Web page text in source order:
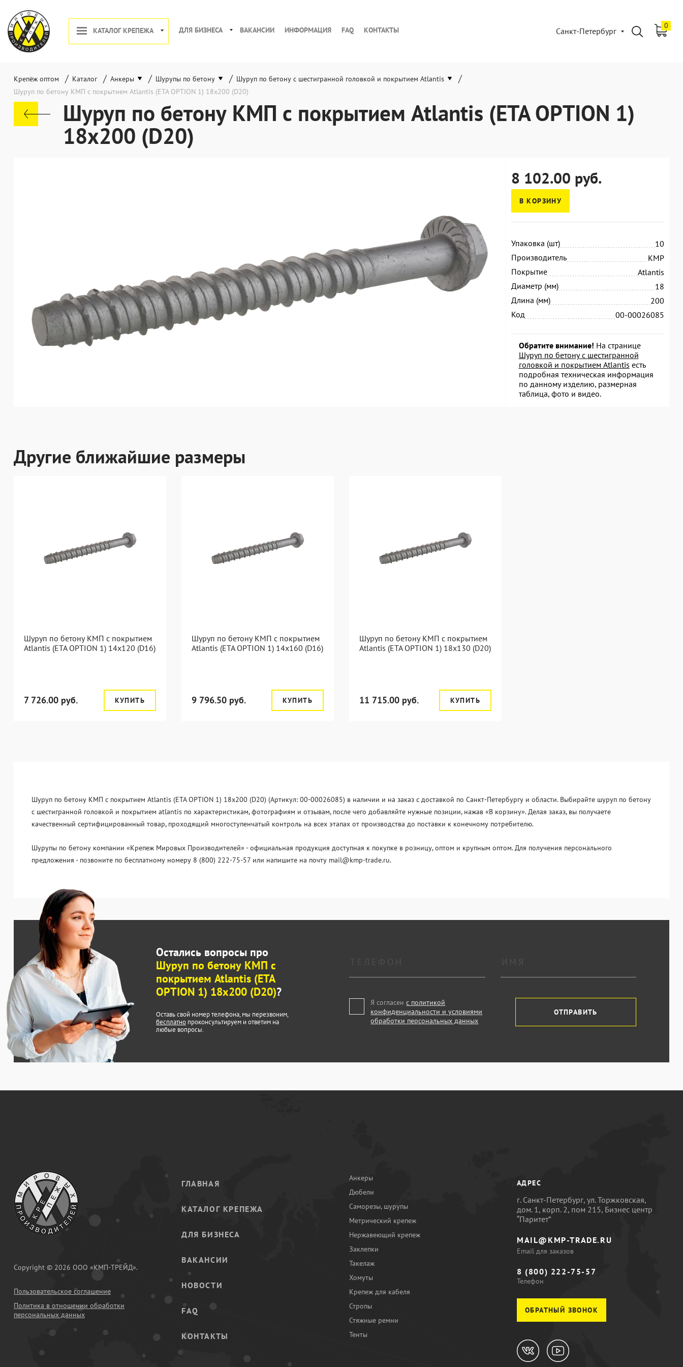
КАТАЛОГ КРЕПЕЖА ДЛЯ БИЗНЕСА ВАКАНСИИ ИНФОРМАЦИЯ FAQ КОНТАКТЫ Санкт-Петербург
0
Крепёж оптом / Каталог / Анкеры / Шурупы по бетону / Шуруп по бетону с шестигранной головкой и покрытием Atlantis /
Шуруп по бетону КМП с покрытием Atlantis (ETA OPTION 1) 18x200 (D20)
Шуруп по бетону КМП с покрытием Atlantis (ETA OPTION 1)
18x200 (D20)
8 102.00 руб.
В КОРЗИНУ
Упаковка (шт)
10
Производитель
KMP
Покрытие
Atlantis
Диаметр (мм)
18
Длина (мм)
200
Код
00-00026085
Обратите внимание! На странице
Шуруп по бетону с шестигранной
головкой и покрытием Atlantis есть
подробная техническая информация
по данному изделию, размерная
таблица, фото и видео.
Другие ближайшие размеры
Шуруп по бетону КМП с покрытием
Atlantis (ETA OPTION 1) 14x120 (D16)
7 726.00 руб. КУПИТЬ
Шуруп по бетону КМП с покрытием
Atlantis (ETA OPTION 1) 14x160 (D16)
9 796.50 руб. КУПИТЬ
Шуруп по бетону КМП с покрытием
Atlantis (ETA OPTION 1) 18x130 (D20)
11 715.00 руб. КУПИТЬ
Шуруп по бетону КМП с покрытием Atlantis (ETA OPTION 1) 18x200 (D20) (Артикул: 00-00026085) в наличии и на заказ с доставкой по Санкт-Петербургу и области. Выбирайте шуруп по бетону
с шестигранной головкой и покрытием atlantis по характеристикам, фотографиям и отзывам, после чего добавляйте нужные позиции, нажав «В корзину». Делая заказ, вы получаете
качественный сертифицированный товар, проходящий многоступенчатый контроль на всех этапах от производства до поставки к конечному потребителю.
Шурупы по бетону компании «Крепеж Мировых Производителей» - официальная продукция доступная к покупке в розницу, оптом и крупным оптом. Для получения персонального
предложения - позвоните по бесплатному номеру 8 (800) 222-75-57 или напишите на почту mail@kmp-trade.ru.
Остались вопросы про
Шуруп по бетону КМП с
покрытием Atlantis (ETA
OPTION 1) 18x200 (D20)?
Оставь свой номер телефона, мы перезвоним,
бесплатно проконсультируем и ответим на
любые вопросы.
Я согласенс политикой
конфиденциальности и условиями
обработки персональных данных
ОТПРАВИТЬ
Copyright © 2026 ООО «КМП-ТРЕЙД».
Пользовательское соглашение
Политика в отношении обработки
персональных данных
ГЛАВНАЯ
КАТАЛОГ КРЕПЕЖА
ДЛЯ БИЗНЕСА
ВАКАНСИИ
НОВОСТИ
FAQ
КОНТАКТЫ
Анкеры
Дюбели
Саморезы, шурупы
Метрический крепеж
Нержавеющий крепеж
Заклепки
Такелаж
Хомуты
Крепеж для кабеля
Стропы
Стяжные ремни
Тенты
АДРЕС
г. Санкт-Петербург, ул. Торжковская,
дом. 1, корп. 2, пом 215, Бизнес центр
“Паритет”
MAIL@KMP-TRADE.RU
Email для заказов
8 (800) 222-75-57
Телефон
ОБРАТНЫЙ ЗВОНОК